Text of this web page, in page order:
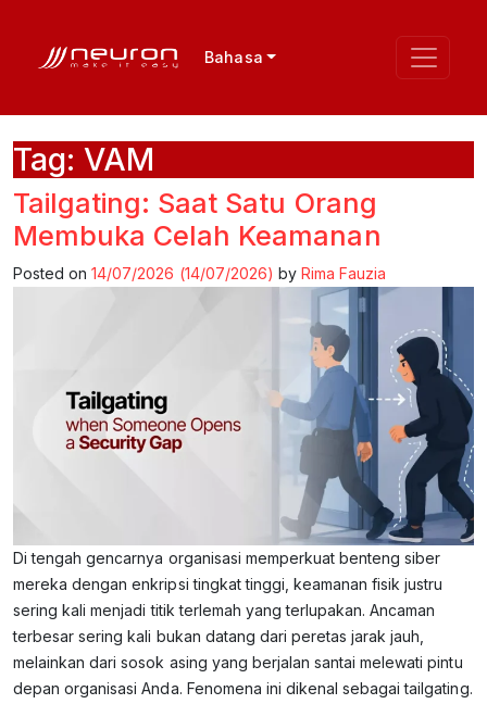
Bahasa
Tag:VAM
Tailgating: Saat Satu Orang
Membuka Celah Keamanan
Posted on14/07/2026 (14/07/2026) by Rima Fauzia
Di tengah gencarnya organisasi memperkuat benteng siber
mereka dengan enkripsi tingkat tinggi, keamanan fisik justru
sering kali menjadi titik terlemah yang terlupakan. Ancaman
terbesar sering kali bukan datang dari peretas jarak jauh,
melainkan dari sosok asing yang berjalan santai melewati pintu
depan organisasi Anda. Fenomena ini dikenal sebagai tailgating.